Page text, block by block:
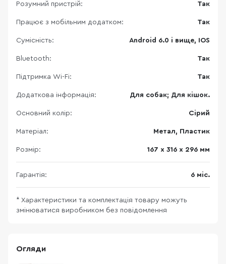
Розумний пристрій: Так
Працює з мобільним додатком: Так
Сумісність: Android 6.0 і вище, IOS
Bluetooth: Так
Підтримка Wi-Fi: Так
Додаткова інформація: Для собак; Для кішок.
Основний колір: Сірий
Матеріал: Метал, Пластик
Розмір: 167 х 316 х 296 мм
Гарантія: 6 міс.
* Характеристики та комплектація товару можуть
змінюватися виробником без повідомлення
Огляди